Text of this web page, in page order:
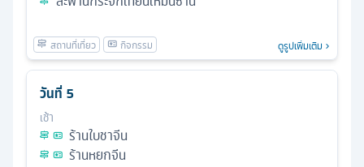
ดูรูปเพิ่มเติม
วันที่ 5
เช้า
ร้านใบชาจีน
ร้านหยกจีน